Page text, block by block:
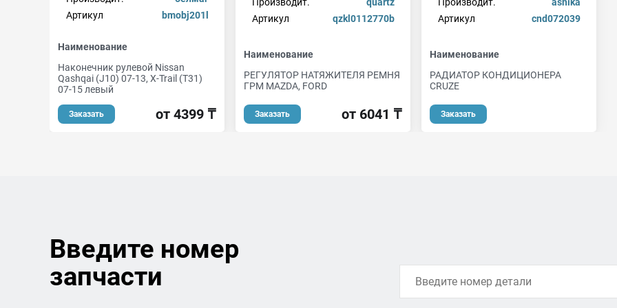
Артикул
bmobj201l
Наименование
Наконечник рулевой Nissan
Qashqai (J10) 07-13, X-Trail (T31)
07-15 левый
Заказать от 4399 ₸
Производит.
quartz
Артикул
qzkl0112770b
Наименование
РЕГУЛЯТОР НАТЯЖИТЕЛЯ РЕМНЯ
ГРМ MAZDA, FORD
Заказать от 6041 ₸
Производит.
ashika
Артикул
cnd072039
Наименование
РАДИАТОР КОНДИЦИОНЕРА
CRUZE
Заказать
Введите номер
запчасти